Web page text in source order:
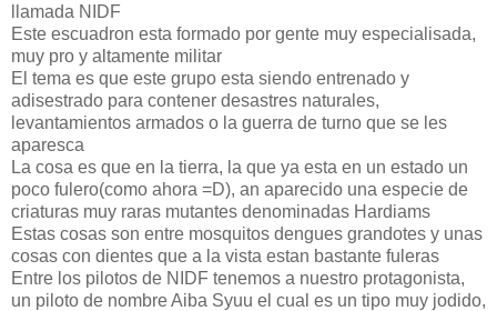
llamada NIDF
Este escuadron esta formado por gente muy especialisada,
muy pro y altamente militar
El tema es que este grupo esta siendo entrenado y
adisestrado para contener desastres naturales,
levantamientos armados o la guerra de turno que se les
aparesca
La cosa es que en la tierra, la que ya esta en un estado un
poco fulero(como ahora =D), an aparecido una especie de
criaturas muy raras mutantes denominadas Hardiams
Estas cosas son entre mosquitos dengues grandotes y unas
cosas con dientes que a la vista estan bastante fuleras
Entre los pilotos de NIDF tenemos a nuestro protagonista,
un piloto de nombre Aiba Syuu el cual es un tipo muy jodido,